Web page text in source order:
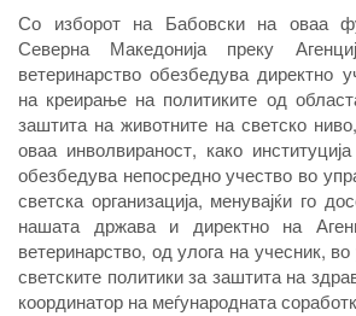
Со изборот на Бабовски на оваа
Северна Македонија преку
ветеринарство обезбедува директно
на креирање на политиките од
заштита на животните на светско
оваа инволвираност, како
обезбедува непосредно учество во
светска организација, менувајќи го
нашата држава и директно на
ветеринарство, од улога на учесник,
светските политики за заштита на
координатор на меѓународната